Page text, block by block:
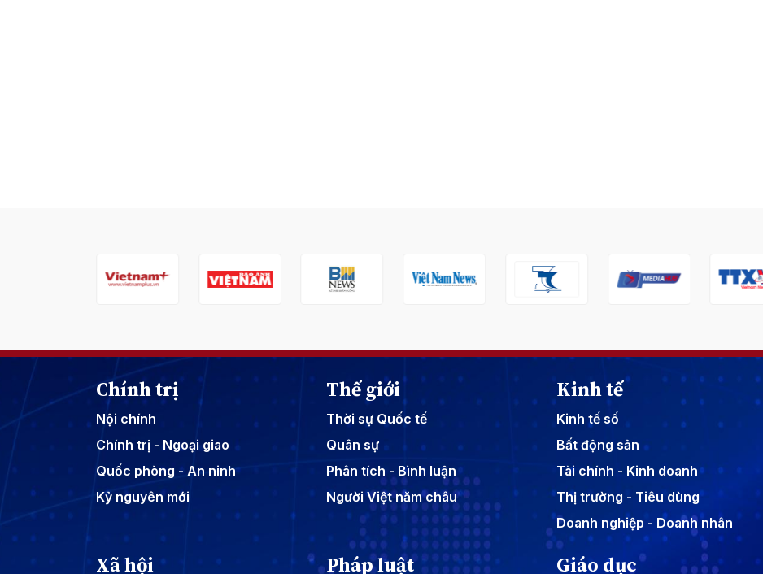
Chính trị
Nội chính
Chính trị - Ngoại giao
Quốc phòng - An ninh
Kỷ nguyên mới
Thế giới
Thời sự Quốc tế
Quân sự
Phân tích - Bình luận
Người Việt năm châu
Kinh tế
Kinh tế số
Bất động sản
Tài chính - Kinh doanh
Thị trường - Tiêu dùng
Doanh nghiệp - Doanh nhân
Xã hội Pháp luật Giáo dục